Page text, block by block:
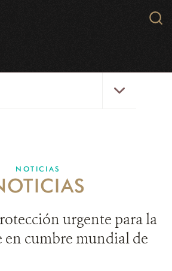
EJES ESTRATÉGICOS
LÍNEAS DE ACCIÓN
NOTICIAS
urgente para la
en cumbre mundial de